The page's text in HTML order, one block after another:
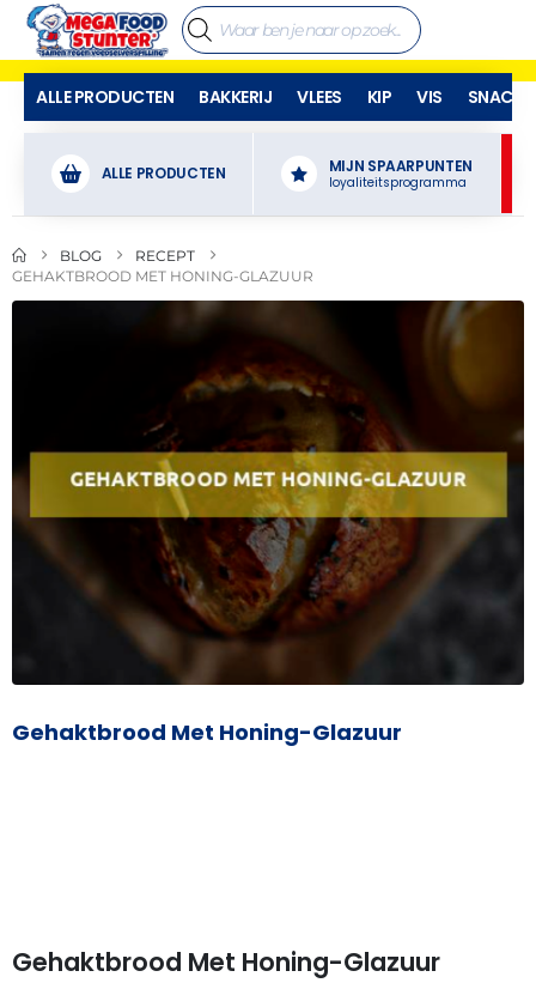
ALLE PRODUCTEN BAKKERIJ VLEES KIP VIS SNACKS
ALLE PRODUCTEN MIJN SPAARPUNTEN
loyaliteitsprogramma
BLOG
RECEPT
GEHAKTBROOD MET HONING-GLAZUUR
Gehaktbrood Met Honing-Glazuur
Gehaktbrood Met Honing-Glazuur